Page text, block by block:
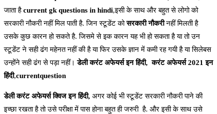
जाता हैcurrent gk questions in hindi,इसी के साथ और बहुत से लोगो को
सरकारी नौकरी नहीं मिल पाती है. जिन स्टूडेंट कोसरकारी नौकरीनहीं मिलती है
उसके कुछ कारन हो सकते है. जिसमे से इक कारन यह भी हो सकता है या तो उन
स्टूडेंट ने सही ढंग महेनत नहीं की है या फिर उसके ज्ञान में कमी रह गयी है या सिलेबस
उन्होंने सही ढंग से पड़ा नहीं।डेली करंट अफेयर्स इन हिंदी, करंट अफेयर्स 2021 इन
हिंदी,currentquestion
डेली करंट अफेयर्स क्विज इन हिंदी, अगर कोई भी स्टूडेंट सरकारी नौकरी पाने की
इच्छा रखता है तो उसे परीक्षा में पास होना बहुत ही जरुरी है. और इसी के साथ उसे